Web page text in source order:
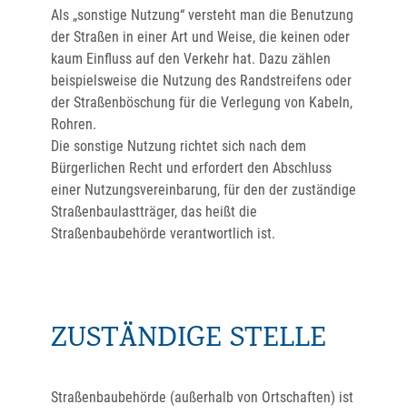
Als „sonstige Nutzung“ versteht man die Benutzung
der Straßen in einer Art und Weise, die keinen oder
kaum Einfluss auf den Verkehr hat. Dazu zählen
beispielsweise die Nutzung des Randstreifens oder
der Straßenböschung für die Verlegung von Kabeln,
Rohren.
Die sonstige Nutzung richtet sich nach dem
Bürgerlichen Recht und erfordert den Abschluss
einer Nutzungsvereinbarung, für den der zuständige
Straßenbaulastträger, das heißt die
Straßenbaubehörde verantwortlich ist.
ZUSTÄNDIGE STELLE
Straßenbaubehörde (außerhalb von Ortschaften) ist